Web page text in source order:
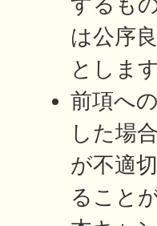
するも
は公序
とします
前項へ
した場
が不適
ること